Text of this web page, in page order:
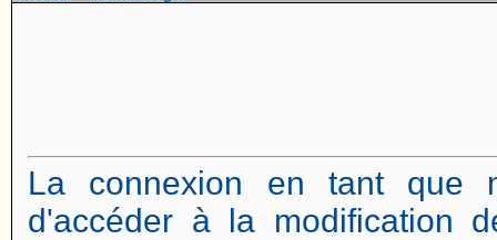
La connexion en tant que
d'accéder à la modification